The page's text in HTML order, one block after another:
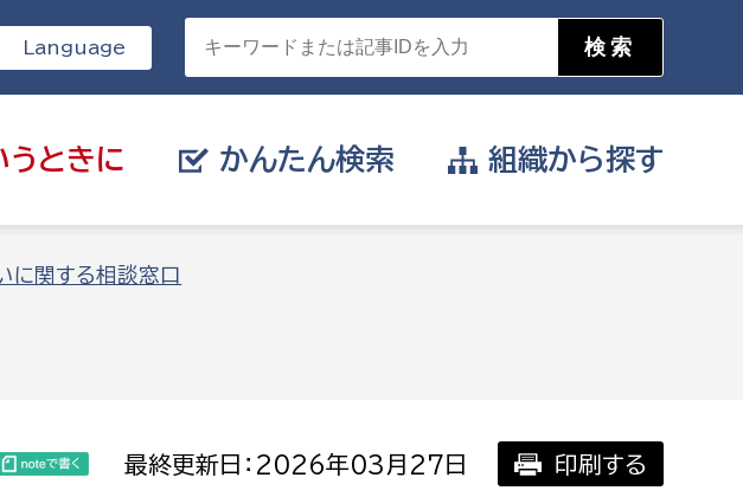
うときに かんたん検索
証明書がほしい
組織から探す
管理課
Language
に関する相談窓口
最終更新日：2026年03月27日 印刷する